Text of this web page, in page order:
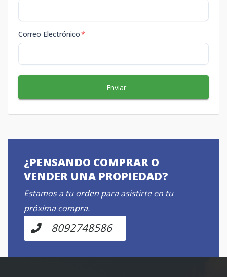
Correo Electrónico*
Enviar
¿PENSANDO COMPRAR O
VENDER UNA PROPIEDAD?
Estamos a tu orden para asistirte en tu
próxima compra.
8092748586